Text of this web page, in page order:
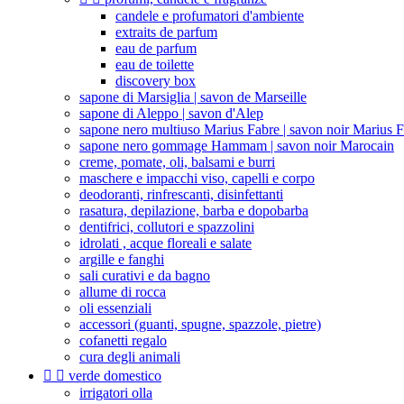
candele e profumatori d'ambiente
extraits de parfum
eau de parfum
eau de toilette
discovery box
sapone di Marsiglia | savon de Marseille
sapone di Aleppo | savon d'Alep
sapone nero multiuso Marius Fabre | savon noir Marius
sapone nero gommage Hammam | savon noir Marocain
creme, pomate, oli, balsami e burri
maschere e impacchi viso, capelli e corpo
deodoranti, rinfrescanti, disinfettanti
rasatura, depilazione, barba e dopobarba
dentifrici, collutori e spazzolini
idrolati , acque floreali e salate
argille e fanghi
sali curativi e da bagno
allume di rocca
oli essenziali
accessori (guanti, spugne, spazzole, pietre)
cofanetti regalo
cura degli animali
  verde domestico
irrigatori olla